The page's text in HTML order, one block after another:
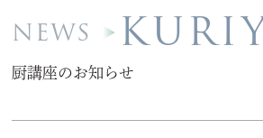
NEWS
厨講座のお知らせ